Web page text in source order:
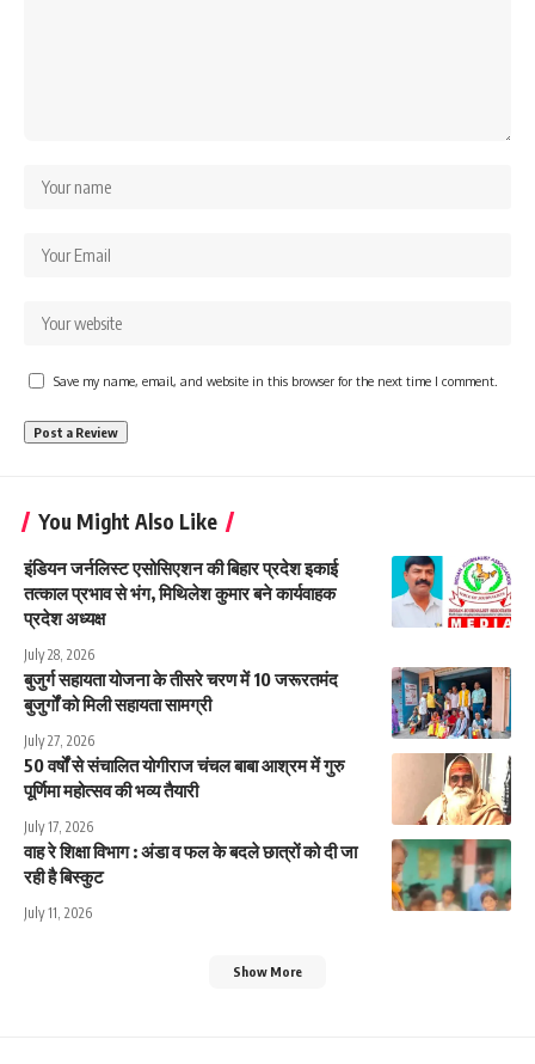
Save my name, email, and website in this browser for the next time I comment.
You Might Also Like
इंडियन जर्नलिस्ट एसोसिएशन की बिहार प्रदेश इकाई
तत्काल प्रभाव से भंग, मिथिलेश कुमार बने कार्यवाहक
प्रदेश अध्यक्ष
July 28, 2026
बुजुर्ग सहायता योजना के तीसरे चरण में 10 जरूरतमंद
बुजुर्गों को मिली सहायता सामग्री
July 27, 2026
50 वर्षों से संचालित योगीराज चंचल बाबा आश्रम में गुरु
पूर्णिमा महोत्सव की भव्य तैयारी
July 17, 2026
वाह रे शिक्षा विभाग : अंडा व फल के बदले छात्रों को दी जा
रही है बिस्कुट
July 11, 2026
Show More